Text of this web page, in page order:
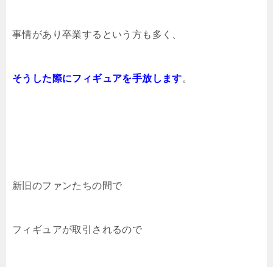
事情があり卒業するという方も多く、
そうした際にフィギュアを手放します。
新旧のファンたちの間で
フィギュアが取引されるので